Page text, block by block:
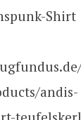
Shirt
andis-